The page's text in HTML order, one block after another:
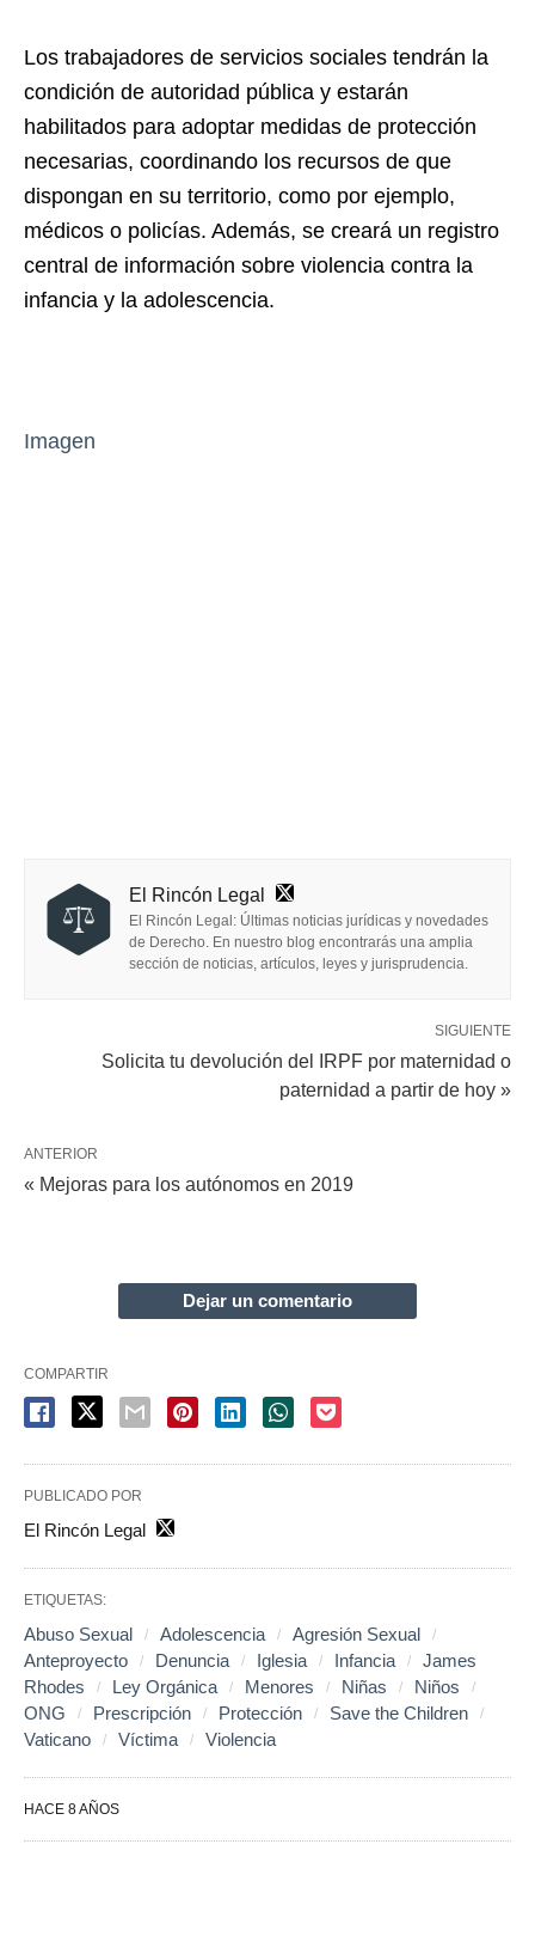
Los trabajadores de servicios sociales tendrán la
condición de autoridad pública y estarán
habilitados para adoptar medidas de protección
necesarias, coordinando los recursos de que
dispongan en su territorio, como por ejemplo,
médicos o policías. Además, se creará un registro
central de información sobre violencia contra la
infancia y la adolescencia.
Imagen
El Rincón Legal
El Rincón Legal: Últimas noticias jurídicas y novedades
de Derecho. En nuestro blog encontrarás una amplia
sección de noticias, artículos, leyes y jurisprudencia.
SIGUIENTE
Solicita tu devolución del IRPF por maternidad o
paternidad a partir de hoy »
ANTERIOR
« Mejoras para los autónomos en 2019
Dejar un comentario
COMPARTIR
PUBLICADO POR
El Rincón Legal
ETIQUETAS:
Abuso Sexual Adolescencia
Agresión Sexual
Anteproyecto
Denuncia Iglesia Infancia
James
Rhodes
Ley Orgánica Menores Niñas
Niños
ONG
Prescripción Protección
Save the Children
Vaticano
Víctima Violencia
HACE 8 AÑOS